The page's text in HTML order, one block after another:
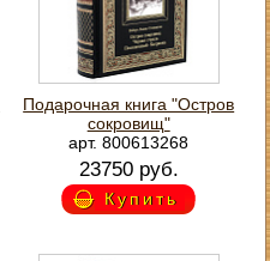
Подарочная книга "Остров
сокровищ"
арт. 800613268
23750 руб.
Купить